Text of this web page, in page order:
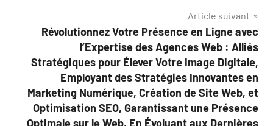
Article suivant
Révolutionnez Votre Présence en Ligne avec
l’Expertise des Agences Web : Alliés
Stratégiques pour Élever Votre Image Digitale,
Employant des Stratégies Innovantes en
Marketing Numérique, Création de Site Web, et
Optimisation SEO, Garantissant une Présence
Optimale sur le Web, En Évoluant aux Dernières